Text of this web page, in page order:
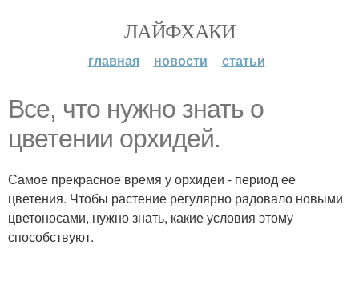
ЛАЙФХАКИ
главная новости статьи
Все, что нужно знать о
цветении орхидей.
Самое прекрасное время у орхидеи - период ее
цветения. Чтобы растение регулярно радовало новыми
цветоносами, нужно знать, какие условия этому
способствуют.